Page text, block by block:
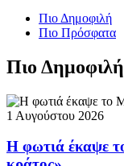
Πιο Δημοφιλή
Πιο Πρόσφατα
Πιο Δημοφιλή
1 Αυγούστου 2026
Η φωτιά έκαψε